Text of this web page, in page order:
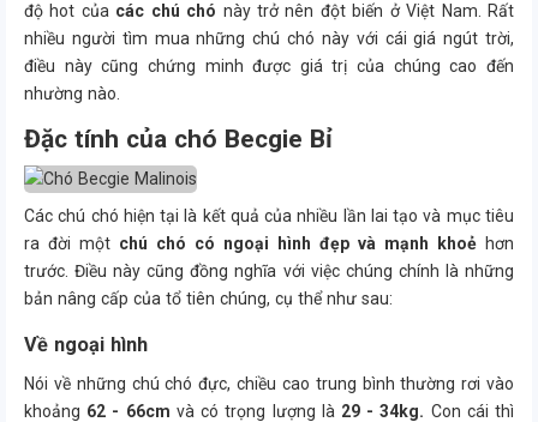
độ hot của các chú chó này trở nên đột biến ở Việt Nam. Rất
nhiều người tìm mua những chú chó này với cái giá ngút trời,
điều này cũng chứng minh được giá trị của chúng cao đến
nhường nào.
Đặc tính của chó Becgie Bỉ
Các chú chó hiện tại là kết quả của nhiều lần lai tạo và mục tiêu
ra đời một chú chó có ngoại hình đẹp và mạnh khoẻ hơn
trước. Điều này cũng đồng nghĩa với việc chúng chính là những
bản nâng cấp của tổ tiên chúng, cụ thể như sau:
Về ngoại hình
Nói về những chú chó đực, chiều cao trung bình thường rơi vào
khoảng 62 - 66cm và có trọng lượng là 29 - 34kg. Con cái thì